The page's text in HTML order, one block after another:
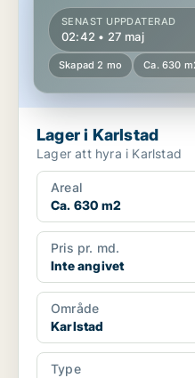
SENAST UPPDATERAD
02:42 • 27 maj
Skapad 2 mo Ca. 630
Lager i Karlstad
Lager att hyra i Karlstad
Areal
Ca. 630 m2
Pris pr. md.
Inte angivet
Område
Karlstad
Type